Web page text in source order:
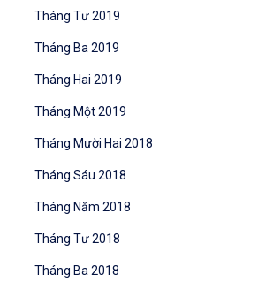
Tháng Tư 2019
Tháng Ba 2019
Tháng Hai 2019
Tháng Một 2019
Tháng Mười Hai 2018
Tháng Sáu 2018
Tháng Năm 2018
Tháng Tư 2018
Tháng Ba 2018